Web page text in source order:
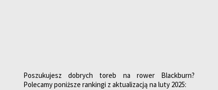
Poszukujesz dobrych toreb na rower Blackburn?
Polecamy poniższe rankingi z aktualizacją na luty 2025: